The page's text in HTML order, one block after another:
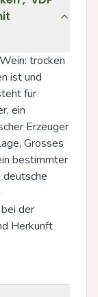
trocken
ist und
für
ein
Erzeuger
Grosses
bestimmter
der
Herkunft